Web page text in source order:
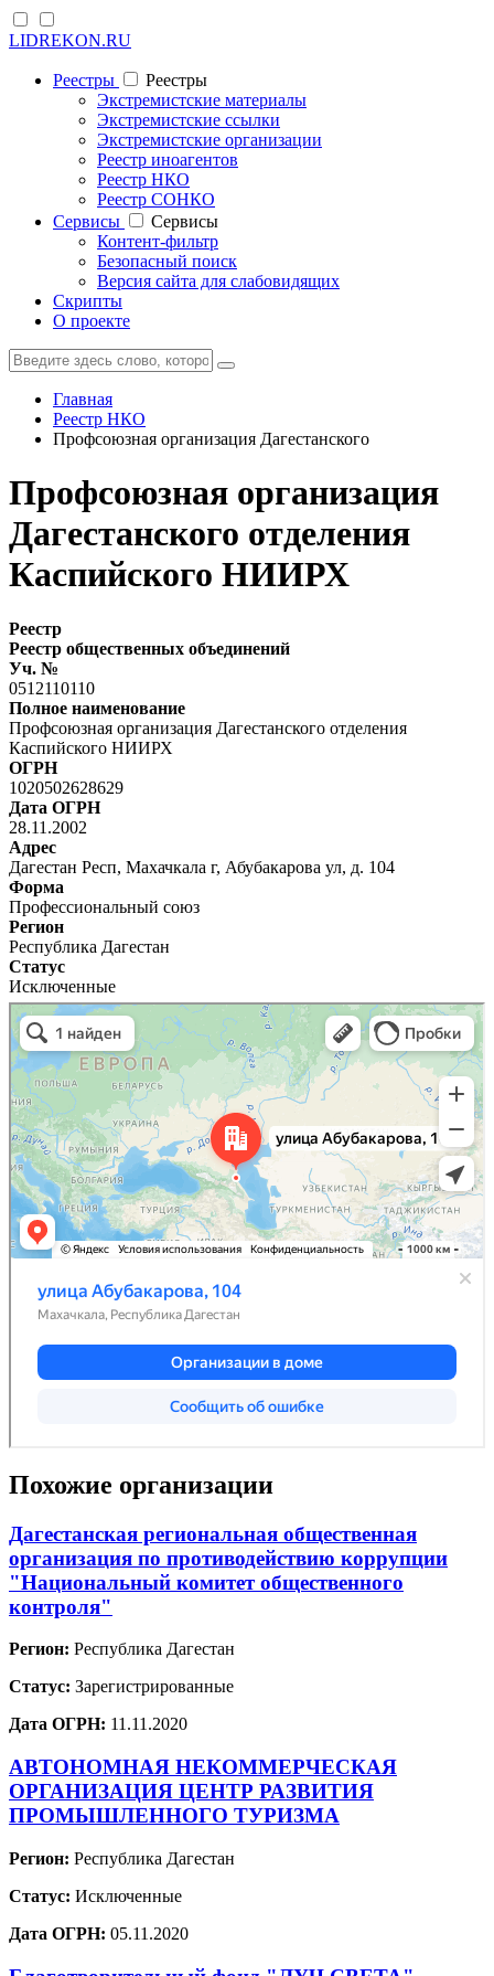
LIDREKON.RU
Реестры
Реестры
Экстремистские материалы
Экстремистские ссылки
Экстремистские организации
Реестр иноагентов
Реестр НКО
Реестр СОНКО
Cервисы
Cервисы
Контент-фильтр
Безопасный поиск
Версия сайта для слабовидящих
Скрипты
О проекте
Главная
Реестр НКО
Профсоюзная организация Дагестанского
Профсоюзная организация
Дагестанского отделения
Каспийского НИИРХ
Реестр
Реестр общественных объединений
Уч. №
0512110110
Полное наименование
Профсоюзная организация Дагестанского отделения
Каспийского НИИРХ
ОГРН
1020502628629
Дата ОГРН
28.11.2002
Адрес
Дагестан Респ, Махачкала г, Абубакарова ул, д. 104
Форма
Профессиональный союз
Регион
Республика Дагестан
Статус
Исключенные
Похожие организации
Дагестанская региональная общественная
организация по противодействию коррупции
"Национальный комитет общественного
контроля"
Регион: Республика Дагестан
Статус: Зарегистрированные
Дата ОГРН: 11.11.2020
АВТОНОМНАЯ НЕКОММЕРЧЕСКАЯ
ОРГАНИЗАЦИЯ ЦЕНТР РАЗВИТИЯ
ПРОМЫШЛЕННОГО ТУРИЗМА
Регион: Республика Дагестан
Статус: Исключенные
Дата ОГРН: 05.11.2020